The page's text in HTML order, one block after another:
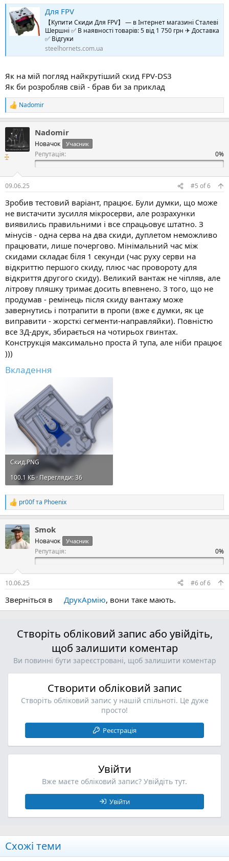
Для FPV
【Купити Скиди Для FPV】 — в Інтернет магазині Сталеві
Шершні ✅ В наявності товарів: 5 від 1 750 грн ✈ Доставка
✅ Відгуки
steelhornets.com.ua
Як на мій погляд найкрутіший скид FPV-DS3
Як би розробляв свій - брав би за приклад
Р
е
к
ц
і
ї
Nadomir
Nadomir
Новачок Учасник
Репутація:
09.06.25 #5 of6
Зробив тестовий варіант, працює. Були думки, що може
не вистачити зусилля мікросерви, але розрахунки
виявились правильними і все спрацьовує штатно. З
мінусів - одна серва на два скиди, дуплетом неможливо
працювати, лише почергово. Мінімальний час між
скидами складає біля 1 секунди (час руху серви на
відкриттю першого скиду, плюс час провороту для
відкриття другого скиду). Великий вантаж не чіпляв, але
літрову пляшку тримає досить впевнено. З того, що не
продумав - ремінець після скиду вантажу може
завернутись і потрапити в пропи (вже є думки, як це
виправити - жорсткі сегменти-направляйки). Повністю
все 3Д-друк, збирається на чотирьох гвинтах.
Конструкція максимально проста й тупа, але ніби працює
)))
Вкладення
Скид.PNG
100.1 КБ · Перегляди: 36
Р
е
к
ц
і
pr00fта Phoenix
Smok
Новачок Учасник
Репутація:
10.06.25 #6of6
Зверніться в ДрукАрмію, вони таке мають.
Створіть обліковий запис або увійдіть,
щоб залишити коментар
Ви повинні бути зареєстровані, щоб залишити коментар
Створити обліковий запис
Створіть обліковий запис у нашій спільноті. Це дуже
просто!
Реєстрація
Увійти
Вже маєте обліковий запис? Увійдіть тут.
Увійти
Схожі теми